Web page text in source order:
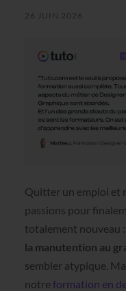
26 JUIN 2026
Quitter un emploi et
passions pour
totalement nouveau
la manutention au
sembler atypique.
notreformation en